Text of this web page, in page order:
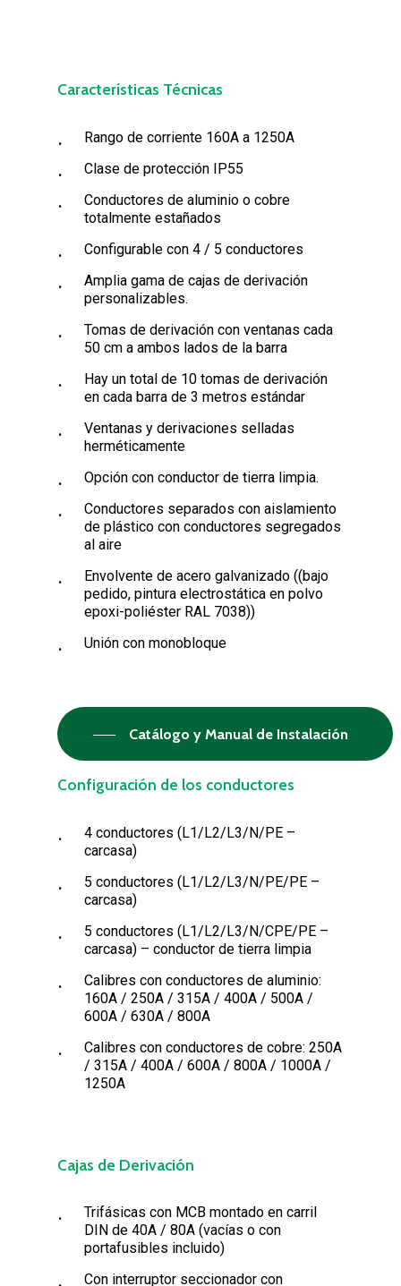
Características Técnicas
Rango de corriente 160A a 1250A
Clase de protección IP55
Conductores de aluminio o cobre
totalmente estañados
Configurable con 4 / 5 conductores
Amplia gama de cajas de derivación
personalizables.
Tomas de derivación con ventanas cada
50 cm a ambos lados de la barra
Hay un total de 10 tomas de derivación
en cada barra de 3 metros estándar
Ventanas y derivaciones selladas
herméticamente
Opción con conductor de tierra limpia.
Conductores separados con aislamiento
de plástico con conductores segregados
al aire
Envolvente de acero galvanizado ((bajo
pedido, pintura electrostática en polvo
epoxi-poliéster RAL 7038))
Unión con monobloque
Catálogo y Manual de Instalación
Configuración de los conductores
4 conductores (L1/L2/L3/N/PE –
carcasa)
5 conductores (L1/L2/L3/N/PE/PE –
carcasa)
5 conductores (L1/L2/L3/N/CPE/PE –
carcasa) – conductor de tierra limpia
Calibres con conductores de aluminio:
160A / 250A / 315A / 400A / 500A /
600A / 630A / 800A
Calibres con conductores de cobre: 250A
/ 315A / 400A / 600A / 800A / 1000A /
1250A
Cajas de Derivación
Trifásicas con MCB montado en carril
DIN de 40A / 80A (vacías o con
portafusibles incluido)
Con interruptor seccionador con